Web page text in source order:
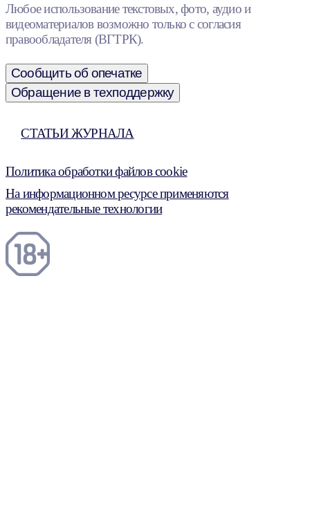
Любое использование текстовых, фото, аудио и
видеоматериалов возможно только с согласия
правообладателя (ВГТРК).
Сообщить об опечатке
Обращение в техподдержку
СТАТЬИ ЖУРНАЛА
Политика обработки файлов cookie
На информационном ресурсе применяются
рекомендательные технологии